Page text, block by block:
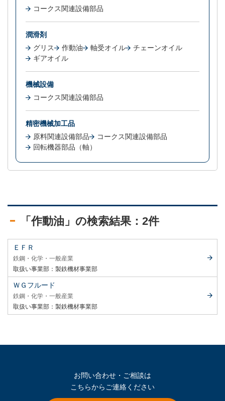
コークス関連設備部品
潤滑剤
グリス
作動油 軸受オイル
チェーンオイル
ギアオイル
機械設備
コークス関連設備部品
精密機械加工品
原料関連設備部品
コークス関連設備部品
回転機器部品（軸）
「作動油」の検索結果：2件
ＥＦＲ
鉄鋼・化学・一般産業
取扱い事業部： 製鉄機材事業部
ＷＧフルード
鉄鋼・化学・一般産業
取扱い事業部： 製鉄機材事業部
お問い合わせ・ご相談は
こちらからご連絡ください